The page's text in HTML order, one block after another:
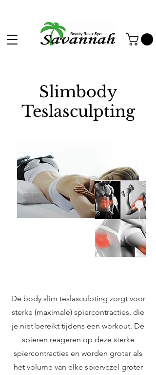
Slimbody
Teslasculpting
De body slim teslasculpting zorgt voor
sterke (maximale) spiercontracties, die
je niet bereikt tijdens een workout. De
spieren reageren op deze sterke
spiercontracties en worden groter als
het volume van elke spiervezel groter